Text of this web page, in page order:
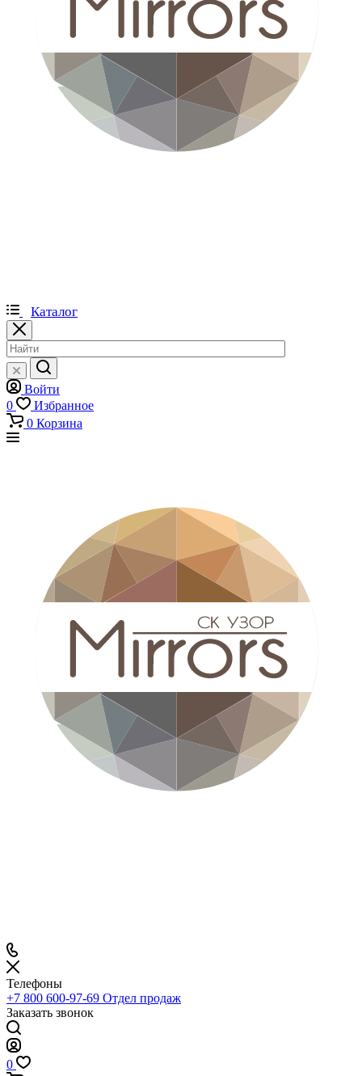
Каталог
Войти
0
Избранное
0 Корзина
Телефоны
+7 800 600-97-69 Отдел продаж
Заказать звонок
0